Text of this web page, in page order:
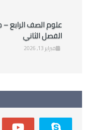
علوم الصف الرابع
الفصل الثاني
فبراير 13, 2026